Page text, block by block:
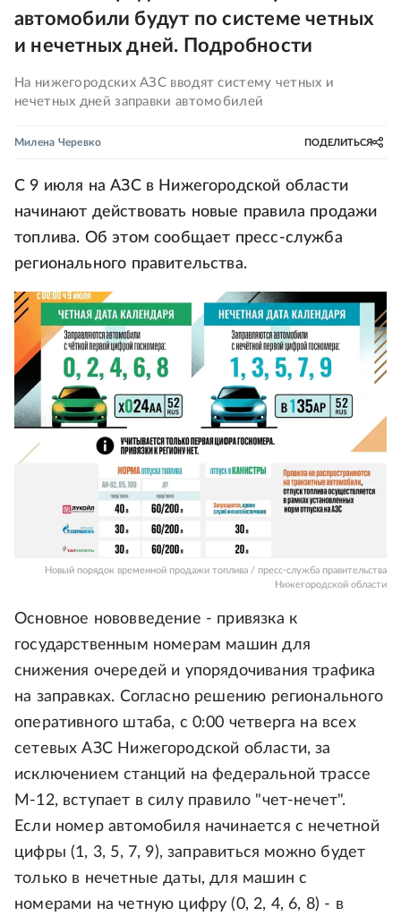
автомобили будут по системе четных
и нечетных дней. Подробности
На нижегородских АЗС вводят систему четных и
нечетных дней заправки автомобилей
Милена Черевко ПОДЕЛИТЬСЯ
С 9 июля на АЗС в Нижегородской области
начинают действовать новые правила продажи
топлива. Об этом сообщает пресс-служба
регионального правительства.
Новый порядок временной продажи топлива / пресс-служба правительства
Нижегородской области
Основное нововведение - привязка к
государственным номерам машин для
снижения очередей и упорядочивания трафика
на заправках. Согласно решению регионального
оперативного штаба, с 0:00 четверга на всех
сетевых АЗС Нижегородской области, за
исключением станций на федеральной трассе
М-12, вступает в силу правило "чет-нечет".
Если номер автомобиля начинается с нечетной
цифры (1, 3, 5, 7, 9), заправиться можно будет
только в нечетные даты, для машин с
номерами на четную цифру (0, 2, 4, 6, 8) - в